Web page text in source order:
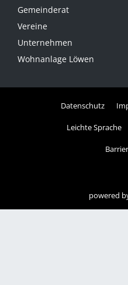
Gemeinderat
Vereine
Unternehmen
Wohnanlage Löwen
Datenschutz
Leichte Sprache
powered